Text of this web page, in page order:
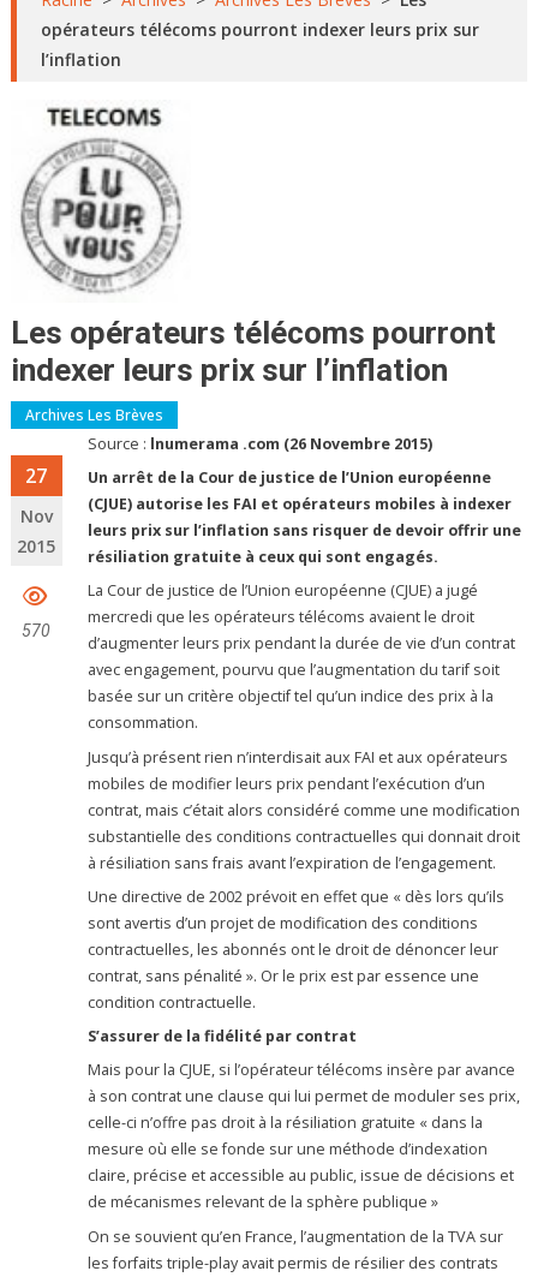
opérateurs télécoms pourront indexer leurs prix sur
l’inflation
Les opérateurs télécoms pourront
indexer leurs prix sur l’inflation
Archives Les Brèves
27
Nov
2015
570
Source : lnumerama .com (26 Novembre 2015)
Un arrêt de la Cour de justice de l’Union européenne
(CJUE) autorise les FAI et opérateurs mobiles à indexer
leurs prix sur l’inflation sans risquer de devoir offrir une
résiliation gratuite à ceux qui sont engagés.
La Cour de justice de l’Union européenne (CJUE) a jugé
mercredi que les opérateurs télécoms avaient le droit
d’augmenter leurs prix pendant la durée de vie d’un contrat
avec engagement, pourvu que l’augmentation du tarif soit
basée sur un critère objectif tel qu’un indice des prix à la
consommation.
Jusqu’à présent rien n’interdisait aux FAI et aux opérateurs
mobiles de modifier leurs prix pendant l’exécution d’un
contrat, mais c’était alors considéré comme une modification
substantielle des conditions contractuelles qui donnait droit
à résiliation sans frais avant l’expiration de l’engagement.
Une directive de 2002 prévoit en effet que « dès lors qu’ils
sont avertis d’un projet de modification des conditions
contractuelles, les abonnés ont le droit de dénoncer leur
contrat, sans pénalité ». Or le prix est par essence une
condition contractuelle.
S’assurer de la fidélité par contrat
Mais pour la CJUE, si l’opérateur télécoms insère par avance
à son contrat une clause qui lui permet de moduler ses prix,
celle-ci n’offre pas droit à la résiliation gratuite « dans la
mesure où elle se fonde sur une méthode d’indexation
claire, précise et accessible au public, issue de décisions et
de mécanismes relevant de la sphère publique »
On se souvient qu’en France, l’augmentation de la TVA sur
les forfaits triple-play avait permis de résilier des contrats